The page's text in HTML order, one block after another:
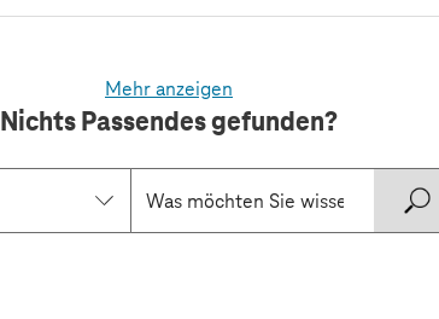
Mehr anzeigen
Nichts Passendes gefunden?